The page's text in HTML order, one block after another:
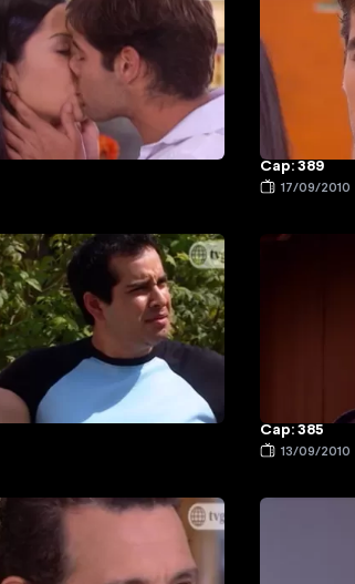
Cap: 389
17/09/2010
Cap: 385
13/09/2010